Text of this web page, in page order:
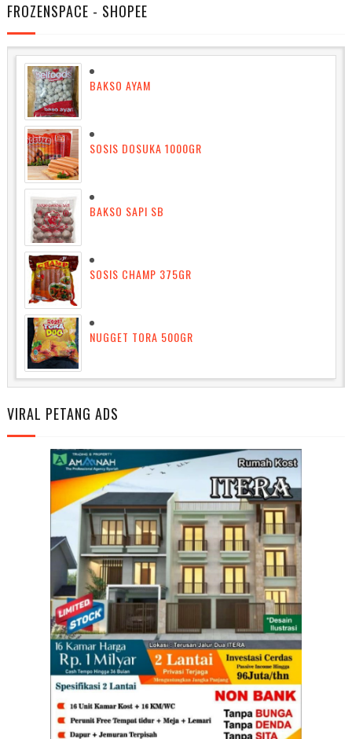
FROZENSPACE - SHOPEE
BAKSO AYAM
SOSIS DOSUKA 1000GR
BAKSO SAPI SB
SOSIS CHAMP 375GR
NUGGET TORA 500GR
VIRAL PETANG ADS